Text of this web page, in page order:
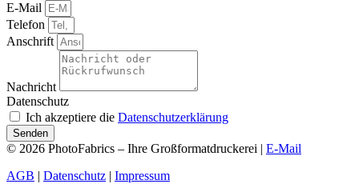
E-Mail
Telefon
Anschrift
Nachricht
Datenschutz
Ich akzeptiere die Datenschutzerklärung
Senden
© 2026 PhotoFabrics – Ihre Großformatdruckerei | E-Mail
AGB | Datenschutz | Impressum